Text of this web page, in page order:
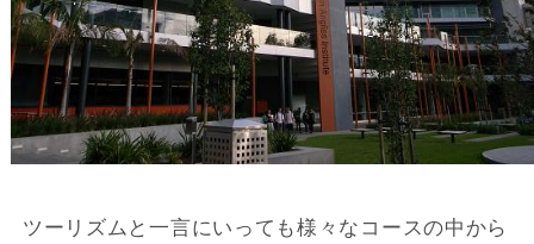
ツーリズムと一言にいっても様々なコースの中から